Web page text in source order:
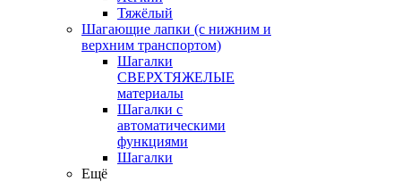
Тяжёлый
Шагающие лапки (с нижним и
верхним транспортом)
Шагалки
СВЕРХТЯЖЕЛЫЕ
материалы
Шагалки с
автоматическими
функциями
Шагалки
Ещё